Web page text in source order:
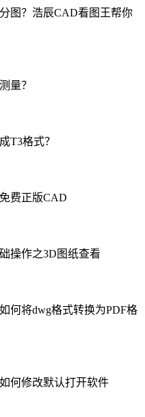
图？浩辰CAD看图王帮你
量？
T3格式？
费正版CAD
操作之3D图纸查看
何将dwg格式转换为PDF格
何修改默认打开软件